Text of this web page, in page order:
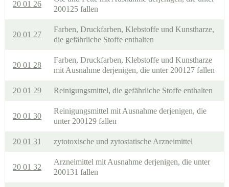
20 01 26
200125 fallen
20 01 27
Farben, Druckfarben, Klebstoffe und Kunstharze,
die gefährliche Stoffe enthalten
20 01 28
Farben, Druckfarben, Klebstoffe und Kunstharze
mit Ausnahme derjenigen, die unter 200127 fallen
20 01 29 Reinigungsmittel, die gefährliche Stoffe enthalten
20 01 30
Reinigungsmittel mit Ausnahme derjenigen, die
unter 200129 fallen
20 01 31 zytotoxische und zytostatische Arzneimittel
20 01 32
Arzneimittel mit Ausnahme derjenigen, die unter
200131 fallen